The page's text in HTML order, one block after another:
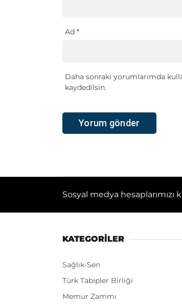
Ad *
Daha sonraki yorumlarımda
kaydedilsin.
Sosyal medya hesaplarımızı
KATEGORİLER
Sağlık-Sen
Türk Tabipler Birliği
Memur Zammı